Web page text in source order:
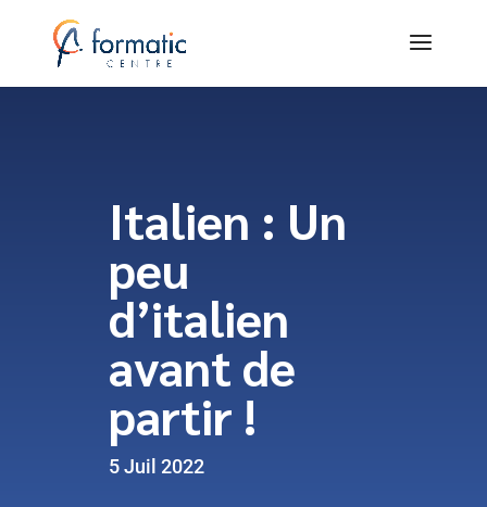
Italien : Un
peu
d’italien
avant de
partir !
5 Juil 2022